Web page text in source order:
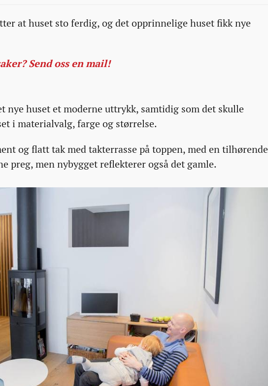
at huset sto ferdig, og det opprinnelige huset fikk nye
Send oss en mail!
nye huset et moderne uttrykk, samtidig som det skulle
i materialvalg, farge og størrelse.
og flatt tak med takterrasse på toppen, med en tilhørende
preg, men nybygget reflekterer også det gamle.